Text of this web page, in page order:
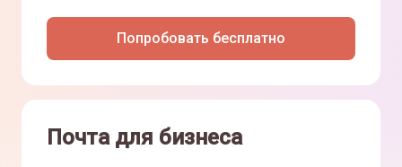
Попробовать бесплатно
Почта для бизнеса